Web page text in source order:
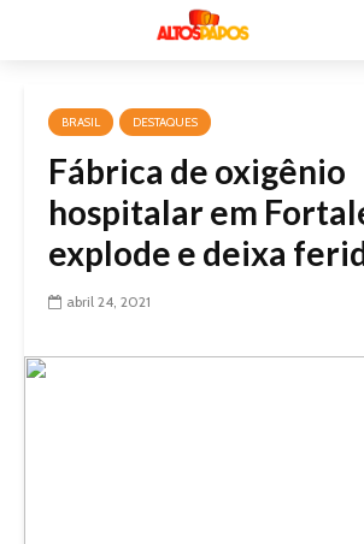
BRASIL DESTAQUES
Fábrica de oxigênio
hospitalar em
explode e deixa
abril 24, 2021